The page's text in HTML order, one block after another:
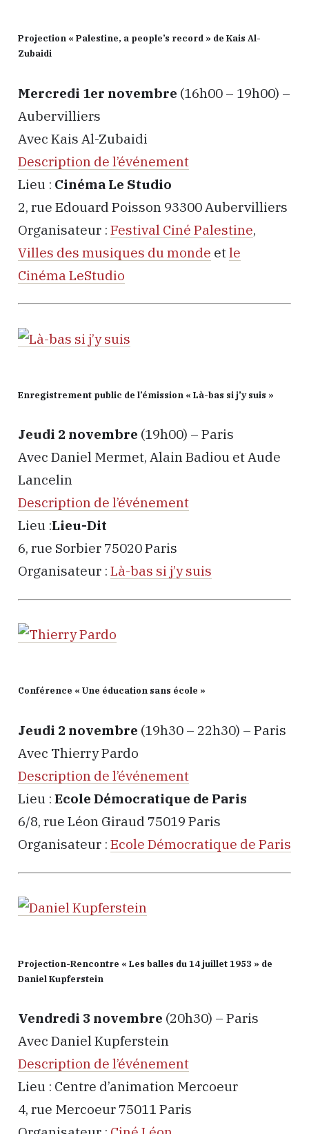
Projection « Palestine, a people’s record » de Kais Al-
Zubaidi
Mercredi 1er novembre (16h00 – 19h00) –
Aubervilliers
Avec Kais Al-Zubaidi
Description de l’événement
Lieu : Cinéma Le Studio
2, rue Edouard Poisson 93300 Aubervilliers
Organisateur : Festival Ciné Palestine,
Villes des musiques du monde etle
Cinéma LeStudio
Enregistrement public de l’émission « Là-bas si j’y suis »
Jeudi 2 novembre (19h00) – Paris
Avec Daniel Mermet, Alain Badiou et Aude
Lancelin
Description de l’événement
Lieu :Lieu-Dit
6, rue Sorbier 75020 Paris
Organisateur : Là-bas si j’y suis
Conférence « Une éducation sans école »
Jeudi 2 novembre (19h30 – 22h30) – Paris
Avec Thierry Pardo
Description de l’événement
Lieu : Ecole Démocratique de Paris
6/8, rue Léon Giraud 75019 Paris
Organisateur : Ecole Démocratique de Paris
Projection-Rencontre « Les balles du 14 juillet 1953 » de
Daniel Kupferstein
Vendredi 3 novembre (20h30) – Paris
Avec Daniel Kupferstein
Description de l’événement
Lieu : Centre d’animation Mercoeur
4, rue Mercoeur 75011 Paris